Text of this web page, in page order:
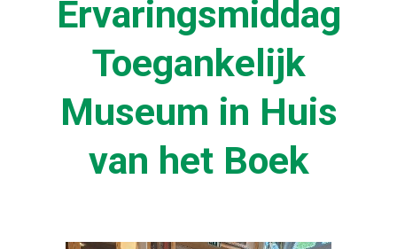
Ervaringsmiddag
Toegankelijk
Museum in Huis
van het Boek